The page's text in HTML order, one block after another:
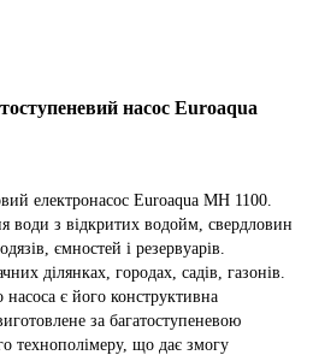
насос Euroaqua
електронасос Euroaqua MH 1100.
води з відкритих водойм, свердловин
ємностей і резервуарів.
ділянках, городах, садів, газонів.
є його конструктивна
за багатоступеневою
технополімеру, що дає змогу